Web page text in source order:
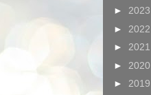
► 2023
► 2022
► 2021
► 2020
► 2019